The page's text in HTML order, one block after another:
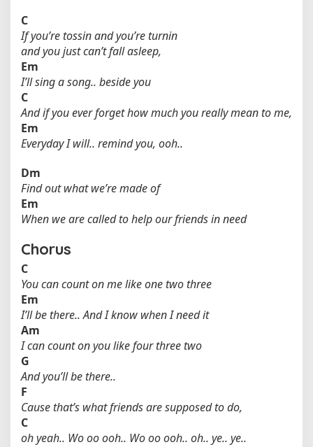
C
If you’re tossin and you’re turnin
and you just can’t fall asleep,
Em
I’ll sing a song.. beside you
C
And if you ever forget how much you really mean to me,
Em
Everyday I will.. remind you, ooh..
Dm
Find out what we’re made of
Em
When we are called to help our friends in need
Chorus
C
You can count on me like one two three
Em
I’ll be there.. And I know when I need it
Am
I can count on you like four three two
G
And you’ll be there..
F
Cause that’s what friends are supposed to do,
C
oh yeah.. Wo oo ooh.. Wo oo ooh.. oh.. ye.. ye..